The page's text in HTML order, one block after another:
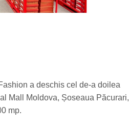
a deschis cel de-a doilea
Mall Moldova, Șoseaua Păcurari,
mp.